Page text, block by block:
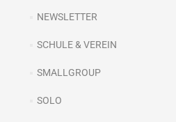
NEWSLETTER
SCHULE & VEREIN
SMALLGROUP
SOLO